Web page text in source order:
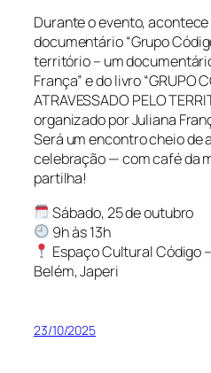
Durante o evento,
documentário “Grupo
território – um
França” e do livro “GRUPO
ATRAVESSADO PELO
organizado por Juliana
Será um encontro cheio de
celebração — com café da
partilha!
Sábado, 25 de outubro
9h às 13h
Espaço Cultural Código
Belém, Japeri
23/10/2025